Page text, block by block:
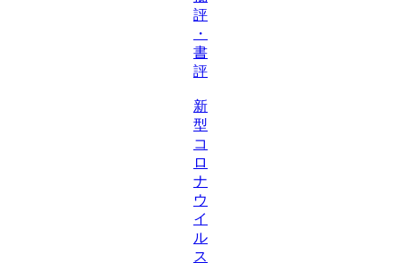
評
・
書
評
新
型
コ
ロ
ナ
ウ
イ
ル
ス